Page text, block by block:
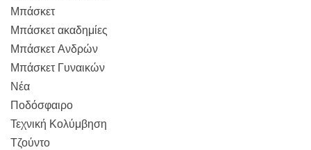
Μπάσκετ
Μπάσκετ ακαδημίες
Μπάσκετ Ανδρών
Μπάσκετ Γυναικών
Νέα
Ποδόσφαιρο
Τεχνική Κολύμβηση
Τζούντο